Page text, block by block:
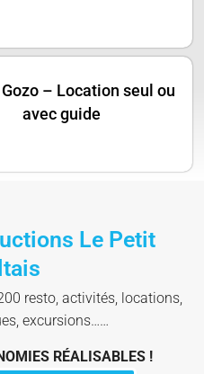
– Location seul ou
avec guide
Le Petit
resto, activités, locations,
excursions……
RÉALISABLES !